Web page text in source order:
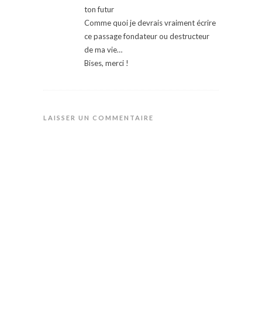
ton futur
Comme quoi je devrais vraiment écrire
ce passage fondateur ou destructeur
de ma vie…
Bises, merci !
LAISSER UN COMMENTAIRE